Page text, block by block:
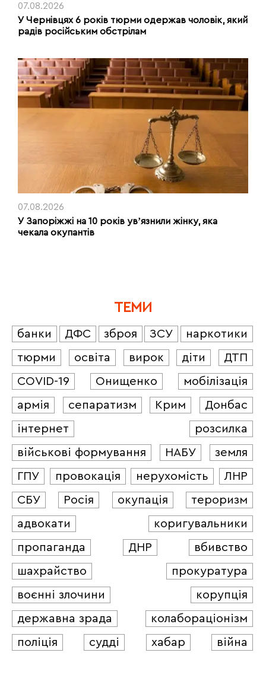
07.08.2026
У Чернівцях 6 років тюрми одержав чоловік, який
радів російським обстрілам
07.08.2026
У Запоріжжі на 10 років увʼязнили жінку, яка
чекала окупантів
ТЕМИ
банки ДФС зброя ЗСУ
наркотики
тюрми
освіта вирок діти
ДТП
COVID-19
Онищенко
мобілізація
армія
сепаратизм Крим
Донбас
інтернет
розсилка
військові формування
НАБУ
земля
ГПУ
провокація нерухомість
ЛНР
СБУ
Росія окупація
тероризм
адвокати
коригувальники
пропаганда
ДНР
вбивство
шахрайство
прокуратура
воєнні злочини
корупція
державна зрада
колабораціонізм
поліція
судді хабар війна